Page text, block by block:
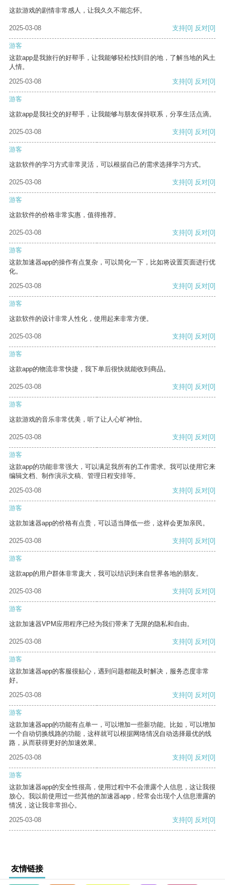
这款游戏的剧情非常感人，让我久久不能忘怀。
2025-03-08 支持[0] 反对[0]
游客
这款app是我旅行的好帮手，让我能够轻松找到目的地，了解当地的风土
人情。
2025-03-08
支持[0] 反对[0]
游客
这款app是我社交的好帮手，让我能够与朋友保持联系，分享生活点滴。
2025-03-08 支持[0] 反对[0]
游客
这款软件的学习方式非常灵活，可以根据自己的需求选择学习方式。
2025-03-08 支持[0] 反对[0]
游客
这款软件的价格非常实惠，值得推荐。
2025-03-08 支持[0] 反对[0]
游客
这款加速器app的操作有点复杂，可以简化一下，比如将设置页面进行优
化。
2025-03-08
支持[0] 反对[0]
游客
这款软件的设计非常人性化，使用起来非常方便。
2025-03-08 支持[0] 反对[0]
游客
这款app的物流非常快捷，我下单后很快就能收到商品。
2025-03-08 支持[0] 反对[0]
游客
这款游戏的音乐非常优美，听了让人心旷神怡。
2025-03-08 支持[0] 反对[0]
游客
这款app的功能非常强大，可以满足我所有的工作需求。我可以使用它来
编辑文档、制作演示文稿、管理日程安排等。
2025-03-08
支持[0] 反对[0]
游客
这款加速器app的价格有点贵，可以适当降低一些，这样会更加亲民。
2025-03-08 支持[0] 反对[0]
游客
这款app的用户群体非常庞大，我可以结识到来自世界各地的朋友。
2025-03-08 支持[0] 反对[0]
游客
这款加速器VPM应用程序已经为我们带来了无限的隐私和自由。
2025-03-08 支持[0] 反对[0]
游客
这款加速器app的客服很贴心，遇到问题都能及时解决，服务态度非常
好。
2025-03-08
支持[0] 反对[0]
游客
这款加速器app的功能有点单一，可以增加一些新功能。比如，可以增加
一个自动切换线路的功能，这样就可以根据网络情况自动选择最优的线
路，从而获得更好的加速效果。
2025-03-08
支持[0] 反对[0]
游客
这款加速器app的安全性很高，使用过程中不会泄露个人信息，这让我很
放心。我以前使用过一些其他的加速器app，经常会出现个人信息泄露的
情况，这让我非常担心。
2025-03-08
支持[0] 反对[0]
友情链接